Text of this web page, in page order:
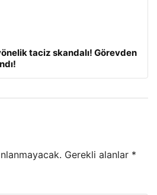
taciz skandalı! Görevden
Gerekli alanlar *